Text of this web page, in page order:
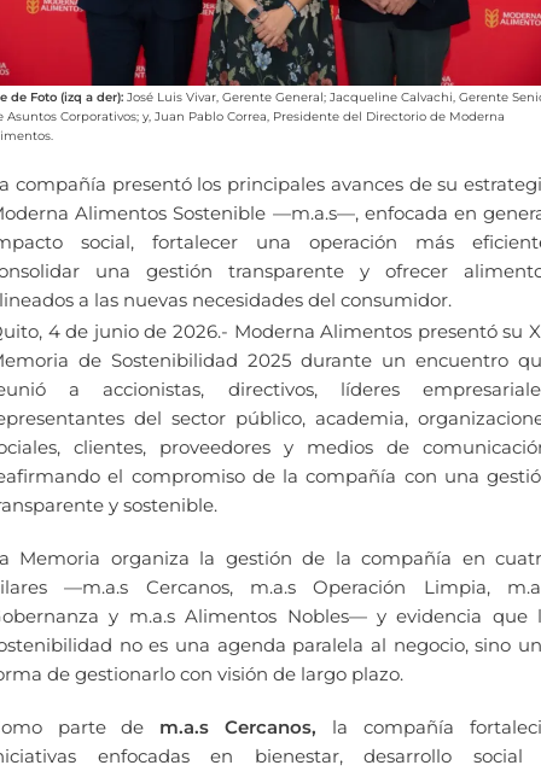
de Foto (izq a der): José Luis Vivar, Gerente General; Jacqueline Calvachi, Gerente
Asuntos Corporativos; y, Juan Pablo Correa, Presidente del Directorio de Moderna
compañía presentó los principales avances de su
Alimentos Sostenible —m.a.s—, enfocada en
social, fortalecer una operación más
una gestión transparente y ofrecer
a las nuevas necesidades del consumidor.
4 de junio de 2026.- Moderna Alimentos presentó su
de Sostenibilidad 2025 durante un encuentro
a accionistas, directivos, líderes
del sector público, academia,
clientes, proveedores y medios de
el compromiso de la compañía con una
y sostenible.
Memoria organiza la gestión de la compañía en
—m.a.s Cercanos, m.a.s Operación Limpia,
y m.a.s Alimentos Nobles— y evidencia que
no es una agenda paralela al negocio, sino
de gestionarlo con visión de largo plazo.
parte de m.a.s Cercanos, la compañía
enfocadas en bienestar, desarrollo social